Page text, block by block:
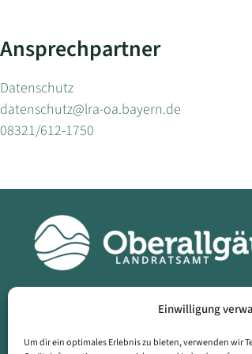
Einwilligung
Um dir ein optimales Erlebnis zu bieten, verwenden wir
Ansprechpartner
Datenschutz
datenschutz@lra-oa.bayern.de
08321/612-1750
Oberallgäu